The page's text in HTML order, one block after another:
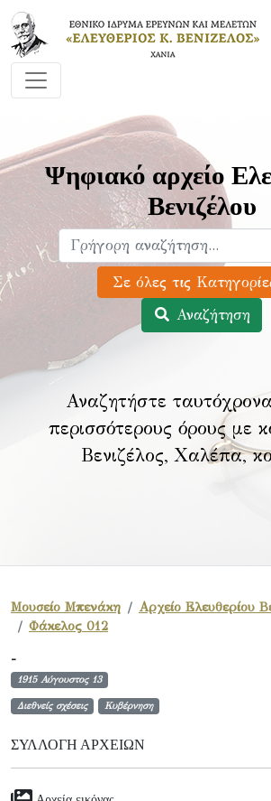
Ψηφιακό αρχείο
Βενιζέλου
Αναζήτηση
Αναζητήστε
περισσότερους όρους με
Βενιζέλος, Χαλέπα,
Μουσείο Μπενάκη
Αρχείο Ελευθερίου
Φάκελος 012
-
1915 Αύγουστος 13
Διεθνείς σχέσεις Κυβέρνηση
ΣΥΛΛΟΓΉ ΑΡΧΕΊΩΝ